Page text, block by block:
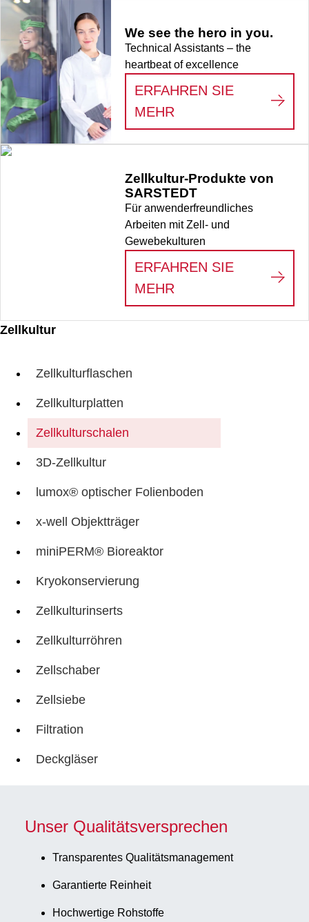
Zellkultur
Zellkulturflaschen
Zellkulturplatten
Zellkulturschalen
3D-Zellkultur
lumox® optischer Folienboden
x-well Objektträger
miniPERM® Bioreaktor
Kryokonservierung
Zellkulturinserts
Zellkulturröhren
Zellschaber
Zellsiebe
Filtration
Deckgläser
We see the hero in you.
Technical Assistants – the
heartbeat of excellence
ERFAHREN SIE
MEHR
WE SEE THE
Zellkultur-Produkte von
SARSTEDT
Für anwenderfreundliches
Arbeiten mit Zell- und
Gewebekulturen
ERFAHREN SIE
MEHR
ZELLKULTUR-
Unser Qualitätsversprechen
Transparentes Qualitätsmanagement
Garantierte Reinheit
Hochwertige Rohstoffe